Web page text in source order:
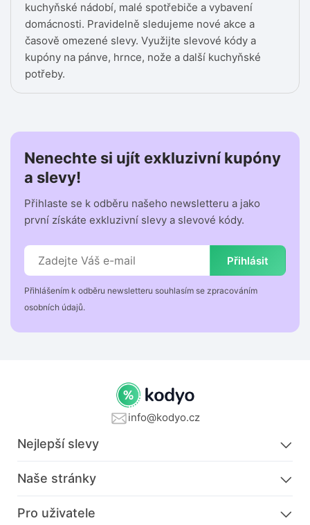
kuchyňské nádobí, malé spotřebiče a vybavení
domácnosti. Pravidelně sledujeme nové akce a
časově omezené slevy. Využijte slevové kódy a
kupóny na pánve, hrnce, nože a další kuchyňské
potřeby.
Nenechte si ujít exkluzivní kupóny
a slevy!
Přihlaste se k odběru našeho newsletteru a jako
první získáte exkluzivní slevy a slevové kódy.
Přihlásit
Přihlášením k odběru newsletteru souhlasím se zpracováním
osobních údajů.
info@kodyo.cz
Nejlepší slevy
Naše stránky
Pro uživatele